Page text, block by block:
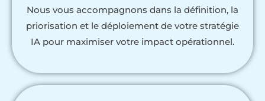
Nous vous accompagnons dans la définition, la
priorisation et le déploiement de votre stratégie
IA pour maximiser votre impact opérationnel.